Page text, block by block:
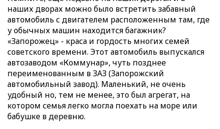
наших дворах можно было встретить забавный
автомобиль с двигателем расположенным там, где
у обычных машин находится багажник?
«Запорожец» - краса и гордость многих семей
советского времени. Этот автомобиль выпускался
автозаводом «Коммунар», чуть позднее
переименованным в ЗАЗ (Запорожский
автомобильный завод). Маленький, не очень
удобный но, тем не менее, это был агрегат, на
котором семья легко могла поехать на море или
бабушке в деревню.